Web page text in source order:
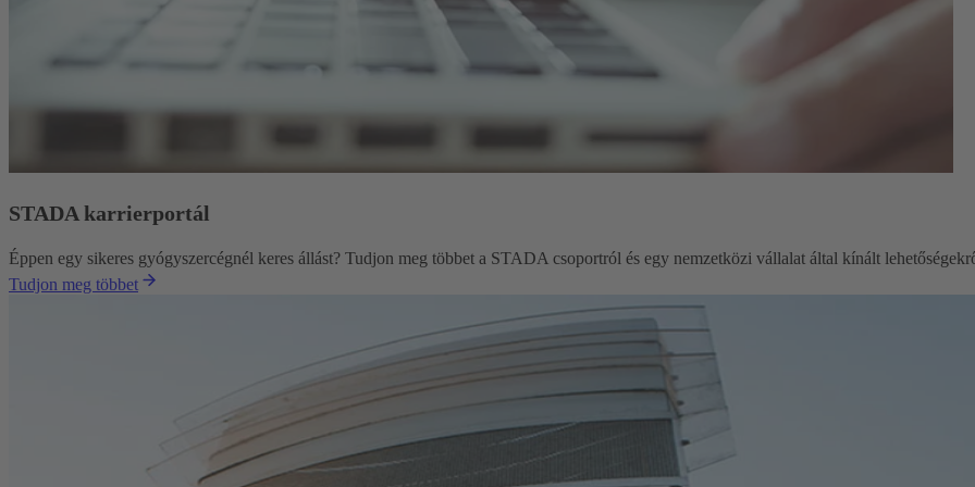
STADA karrierportál
Éppen egy sikeres gyógyszercégnél keres állást? Tudjon meg többet a STADA csoportról és egy nemzetközi vállalat által kínált
Tudjon meg többet